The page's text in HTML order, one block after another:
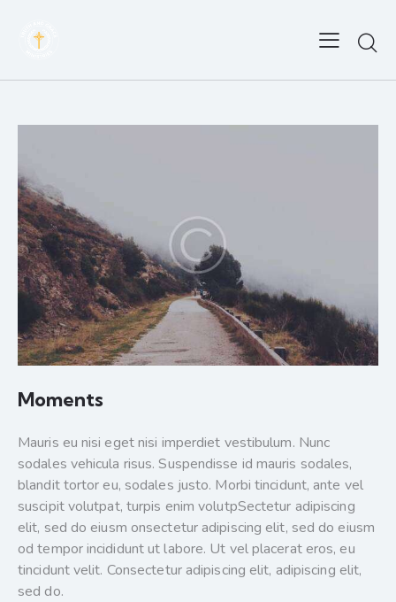
Moments
Mauris eu nisi eget nisi imperdiet vestibulum. Nunc
sodales vehicula risus. Suspendisse id mauris sodales,
blandit tortor eu, sodales justo. Morbi tincidunt, ante vel
suscipit volutpat, turpis enim volutpSectetur adipiscing
elit, sed do eiusm onsectetur adipiscing elit, sed do eiusm
od tempor incididunt ut labore. Ut vel placerat eros, eu
tincidunt velit. Consectetur adipiscing elit, adipiscing elit,
sed do.